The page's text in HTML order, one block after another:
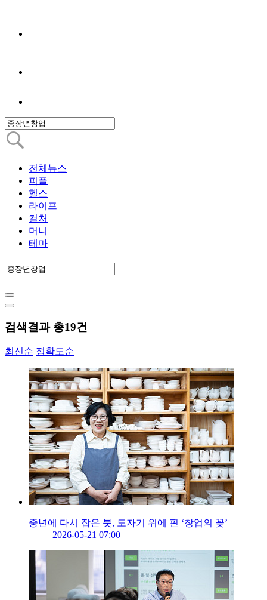
전체뉴스
피플
헬스
라이프
컬처
머니
테마
검색결과 총19건
최신순 정확도순
중년에 다시 잡은 붓, 도자기 위에 핀 ‘창업의 꽃’
2026-05-21 07:00